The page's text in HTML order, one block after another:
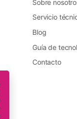
Sobre
Servicio
Blog
Guía de
Contacto